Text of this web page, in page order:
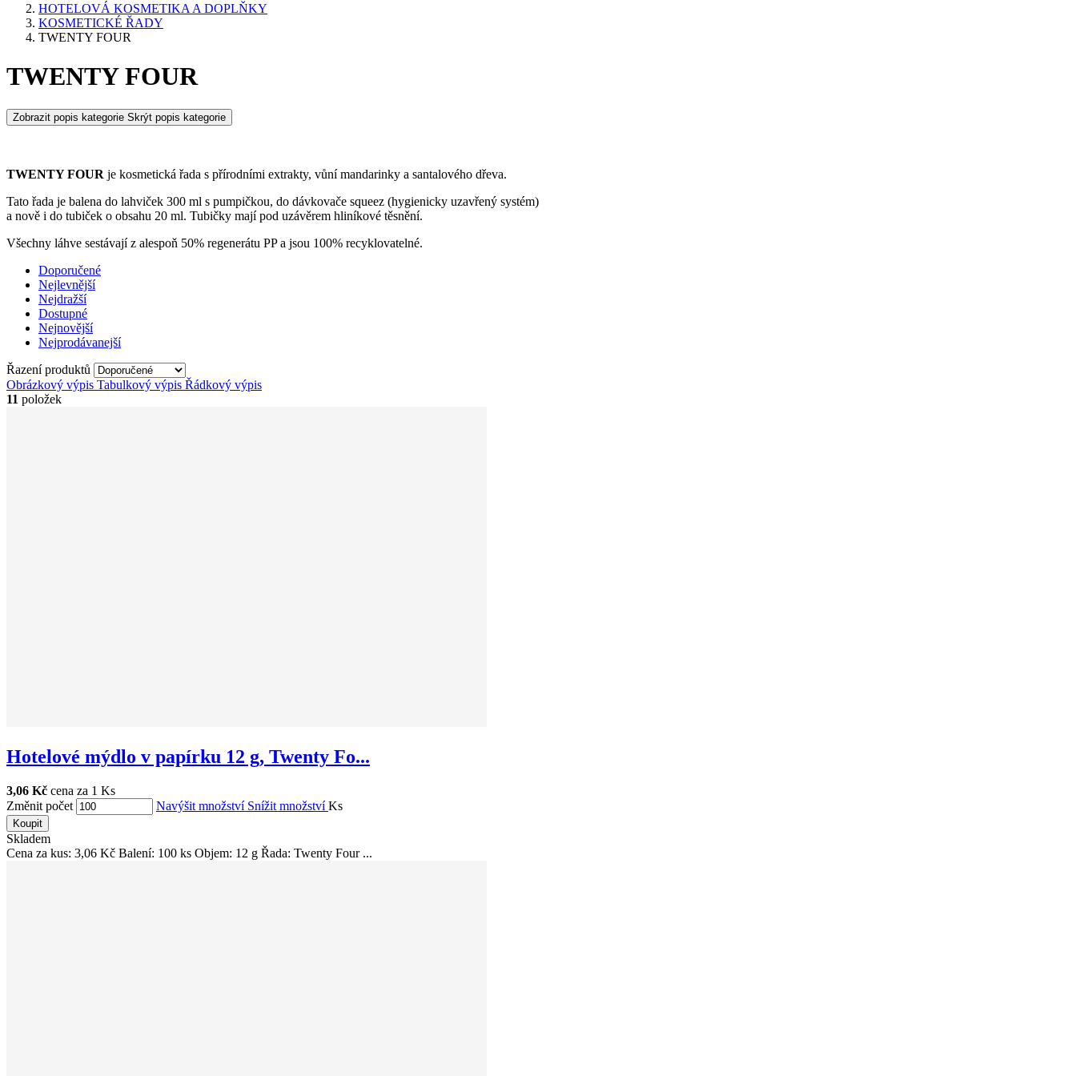
HOTELOVÁ KOSMETIKA A DOPLŇKY
KOSMETICKÉ ŘADY
TWENTY FOUR
TWENTY FOUR
Zobrazit popis kategorie Skrýt popis kategorie
TWENTY FOUR je kosmetická řada s přírodními extrakty, vůní mandarinky a santalového dřeva.
Tato řada je balena do lahviček 300 ml s pumpičkou, do dávkovače squeez (hygienicky uzavřený systém)
a nově i do tubiček o obsahu 20 ml. Tubičky mají pod uzávěrem hliníkové těsnění.
Všechny láhve sestávají z alespoň 50% regenerátu PP a jsou 100% recyklovatelné.
Doporučené
Nejlevnější
Nejdražší
Dostupné
Nejnovější
Nejprodávanejší
Řazení produktů
Obrázkový výpis Tabulkový výpis Řádkový výpis
11 položek
Hotelové mýdlo v papírku 12 g, Twenty Fo...
3,06 Kč cena za 1 Ks
Změnit počet
Navýšit množství Snížit množstvíKs
Koupit
Skladem
Cena za kus: 3,06 Kč Balení: 100 ks Objem: 12 g Řada: Twenty Four ...